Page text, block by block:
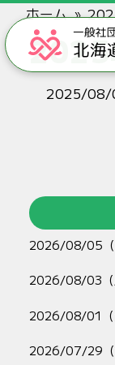
ホーム
2025
2025/08/
2026/08/05（
2026/08/03（
2026/08/01（
2026/07/29（